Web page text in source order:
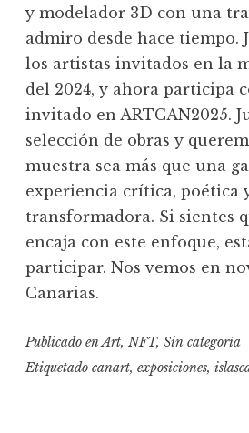
y modelador 3D con una
admiro desde hace tiempo.
los artistas invitados en la
del 2024, y ahora participa
invitado en ARTCAN2025.
selección de obras y
muestra sea más que una
experiencia crítica, poética
transformadora. Si sientes
encaja con este enfoque,
participar. Nos vemos en
Canarias.
Publicado enArt, NFT, Sin categoría
Etiquetado canart, exposiciones,